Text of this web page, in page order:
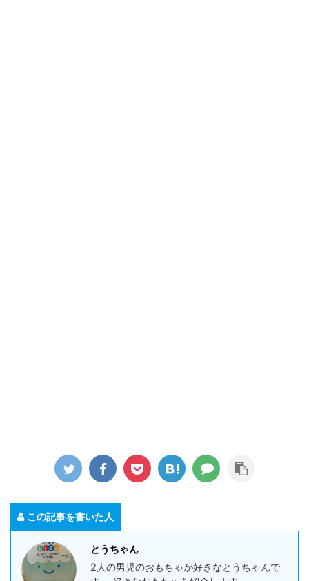
この記事を書いた人
とうちゃん
2人の男児のおもちゃが好きなとうちゃんで